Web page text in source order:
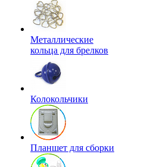
Металлические
кольца для брелков
Колокольчики
Планшет для сборки